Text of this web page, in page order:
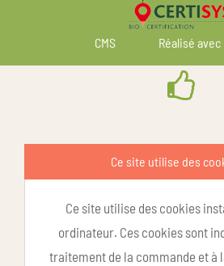
CMS Réalisé
Ce site utilise des
Ce site utilise des cookies
ordinateur. Ces cookies sont
traitement de la commande et à